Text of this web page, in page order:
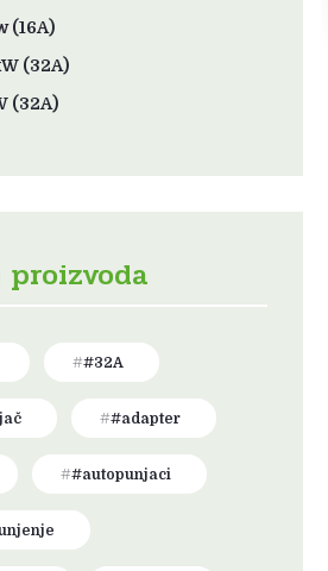
(16A)
(32A)
(32A)
proizvoda
#32A
#adapter
#autopunjaci